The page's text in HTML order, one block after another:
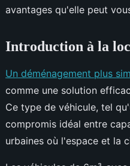
avantages qu'elle peut
Introduction à la
Un déménagement plus
comme une solution
Ce type de véhicule, tel
compromis idéal entre
urbaines où l'espace et la